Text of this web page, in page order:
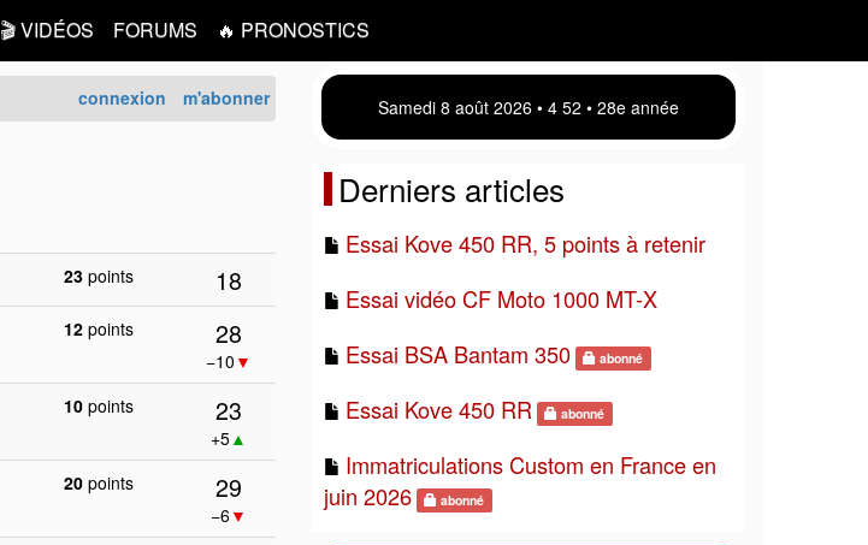
🎬 VIDÉOS FORUMS 🔥 PRONOSTICS
connexion m'abonner
23 points 18
12 points 28
−10 ▼
10 points 23
+5▲
20 points 29
−6▼
Samedi 8 août 2026 • 4:52 • 28e année
Derniers articles
Essai Kove 450 RR, 5 points à retenir
Essai vidéo CF Moto 1000 MT-X
Essai BSA Bantam 350
abonné
Essai Kove 450 RR abonné
Immatriculations Custom en France en
juin 2026
abonné